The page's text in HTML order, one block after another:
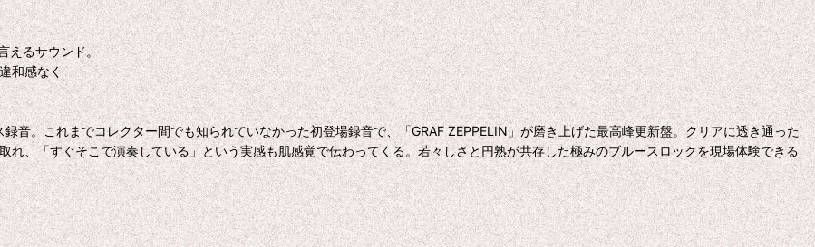
えるサウンド。
和感なく
。これまでコレクター間でも知られていなかった初登場録音で、「GRAF ZEPPELIN」が磨き上げた最高峰更新盤。クリアに透き通った
、「すぐそこで演奏している」という実感も肌感覚で伝わってくる。若々しさと円熟が共存した極みのブルースロックを現場体験できる